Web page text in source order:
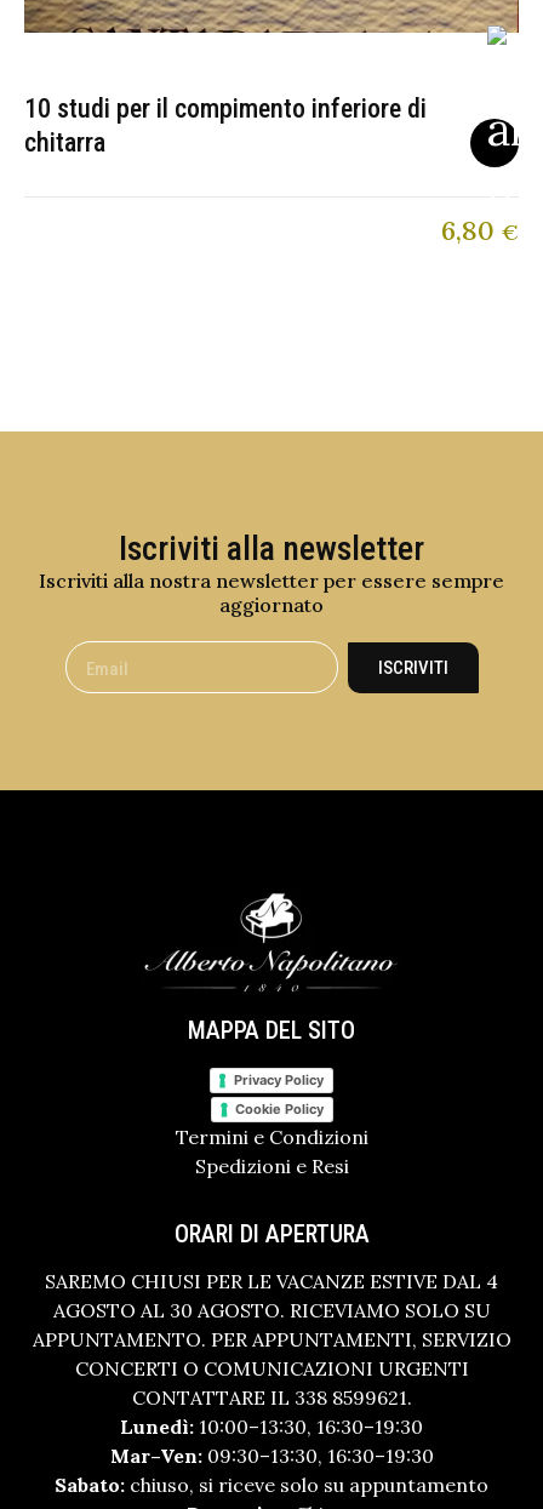
10 studi per il compimento inferiore di
chitarra
6,80 €
Iscriviti alla newsletter
Iscriviti alla nostra newsletter per essere sempre
aggiornato
ISCRIVITI
MAPPA DEL SITO
Privacy Policy
Cookie Policy
Termini e Condizioni
Spedizioni e Resi
ORARI DI APERTURA
SAREMO CHIUSI PER LE VACANZE ESTIVE DAL 4
AGOSTO AL 30 AGOSTO. RICEVIAMO SOLO SU
APPUNTAMENTO. PER APPUNTAMENTI, SERVIZIO
CONCERTI O COMUNICAZIONI URGENTI
CONTATTARE IL 338 8599621.
Lunedì: 10:00–13:30, 16:30–19:30
Mar–Ven:09:30–13:30, 16:30–19:30
Sabato: chiuso, si riceve solo su appuntamento